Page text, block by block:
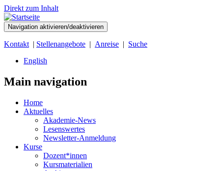
Direkt zum Inhalt
Navigation aktivieren/deaktivieren
Kontakt | Stellenangebote | Anreise | Suche
English
Main navigation
Home
Aktuelles
Akademie-News
Lesenswertes
Newsletter-Anmeldung
Kurse
Dozent*innen
Kursmaterialien